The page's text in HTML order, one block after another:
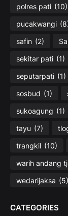
polres pati (10)
pucakwangi
safin (2)
sekitar pati (1)
seputarpati (1)
sosbud (1)
sukoagung (1)
tayu (7)
trangkil (10)
warih andang
wedarijaksa (5)
CATEGORIES